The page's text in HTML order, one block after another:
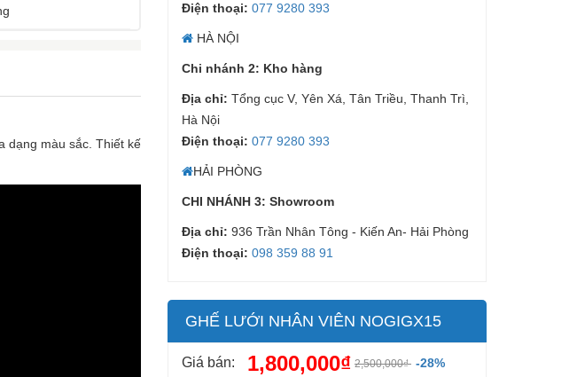
dạng màu sắc. Thiết kế
Điện thoại: 077 9280 393
HÀ NỘI
Chi nhánh 2: Kho hàng
Địa chỉ: Tổng cục V, Yên Xá, Tân Triều, Thanh Trì,
Hà Nội
Điện thoại: 077 9280 393
HẢI PHÒNG
CHI NHÁNH 3: Showroom
Địa chỉ: 936 Trần Nhân Tông - Kiến An- Hải Phòng
Điện thoại: 098 359 88 91
GHẾ LƯỚI NHÂN VIÊN NOGIGX15
Giá bán: 1,800,000₫ 2,500,000₫ -28%